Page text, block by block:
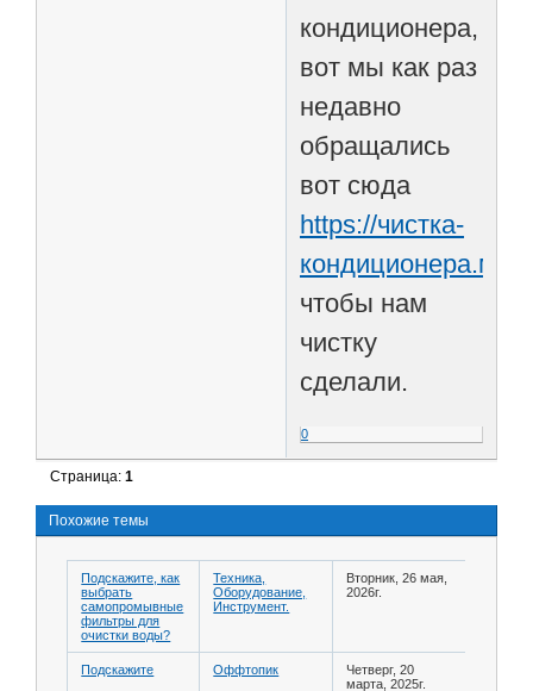
кондиционера,
вот мы как раз
недавно
обращались
вот сюда
https://чистка-
чтобы нам
чистку
сделали.
0
Страница:1
Похожие темы
Подскажите, как
выбрать
самопромывные
фильтры для
очистки воды?
Техника,
Оборудование,
Инструмент.
Вторник, 26 мая,
2026г.
Подскажите Оффтопик
Четверг, 20
марта, 2025г.